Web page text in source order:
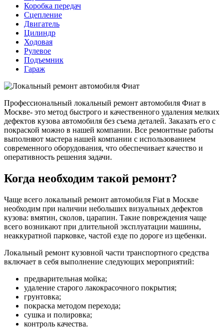
Коробка передач
Сцепление
Двигатель
Цилиндр
Ходовая
Рулевое
Подъемник
Гараж
Профессиональный локальный ремонт автомобиля Фиат в
Москве- это метод быстрого и качественного удаления мелких
дефектов кузова автомобиля без съема деталей. Заказать его с
покраской можно в нашей компании. Все ремонтные работы
выполняют мастера нашей компании с использованием
современного оборудования, что обеспечивает качество и
оперативность решения задачи.
Когда необходим такой ремонт?
Чаще всего локальный ремонт автомобиля Fiat в Москве
необходим при наличии небольших визуальных дефектов
кузова: вмятин, сколов, царапин. Такие повреждения чаще
всего возникают при длительной эксплуатации машины,
неаккуратной парковке, частой езде по дороге из щебенки.
Локальный ремонт кузовной части транспортного средства
включает в себя выполнение следующих мероприятий:
предварительная мойка;
удаление старого лакокрасочного покрытия;
грунтовка;
покраска методом перехода;
сушка и полировка;
контроль качества.